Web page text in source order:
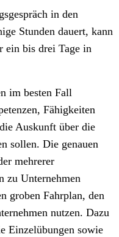
in den
Stunden dauert, kann
ein bis drei Tage in
im besten Fall
Fähigkeiten
Auskunft über die
sollen. Die genauen
mehrerer
zu Unternehmen
groben Fahrplan, den
nutzen. Dazu
Einzelübungen sowie